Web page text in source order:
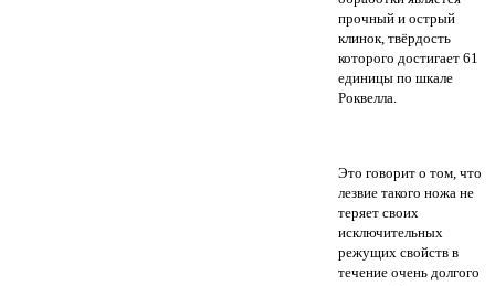
прочный и острый
клинок, твёрдость
которого достигает 61
единицы по шкале
Роквелла.
Это говорит о том, что
лезвие такого ножа не
теряет своих
исключительных
режущих свойств в
течение очень долгого